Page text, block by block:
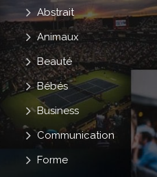
Abstrait
Animaux
Beauté
Bébés
Business
Communication
Forme